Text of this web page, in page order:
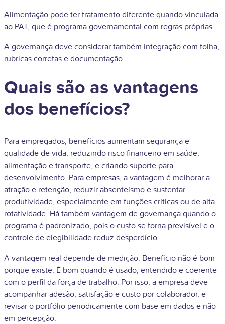
Alimentação pode ter tratamento diferente quando vinculada
ao PAT, que é programa governamental com regras próprias.
A governança deve considerar também integração com folha,
rubricas corretas e documentação.
Quais são as vantagens
dos benefícios?
Para empregados, benefícios aumentam segurança e
qualidade de vida, reduzindo risco financeiro em saúde,
alimentação e transporte, e criando suporte para
desenvolvimento. Para empresas, a vantagem é melhorar a
atração e retenção, reduzir absenteísmo e sustentar
produtividade, especialmente em funções críticas ou de alta
rotatividade. Há também vantagem de governança quando o
programa é padronizado, pois o custo se torna previsível e o
controle de elegibilidade reduz desperdício.
A vantagem real depende de medição. Benefício não é bom
porque existe. É bom quando é usado, entendido e coerente
com o perfil da força de trabalho. Por isso, a empresa deve
acompanhar adesão, satisfação e custo por colaborador, e
revisar o portfólio periodicamente com base em dados e não
em percepção.